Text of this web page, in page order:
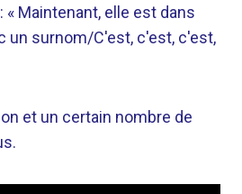
« Maintenant, elle est dans
un surnom/C'est, c'est, c'est,
et un certain nombre de